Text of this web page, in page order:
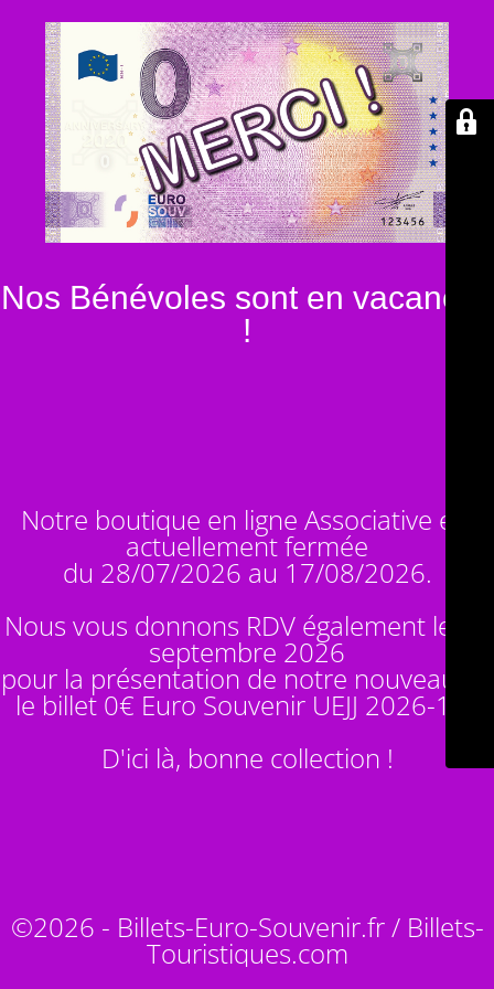
Nos Bénévoles sont en vacances
!
Notre boutique en ligne Associative est
actuellement fermée
du 28/07/2026 au 17/08/2026.
Nous vous donnons RDV également le 14
septembre 2026
pour la présentation de notre nouveauté :
le billet 0€ Euro Souvenir UEJJ 2026-10
D'ici là, bonne collection !
©2026 - Billets-Euro-Souvenir.fr / Billets-
Touristiques.com